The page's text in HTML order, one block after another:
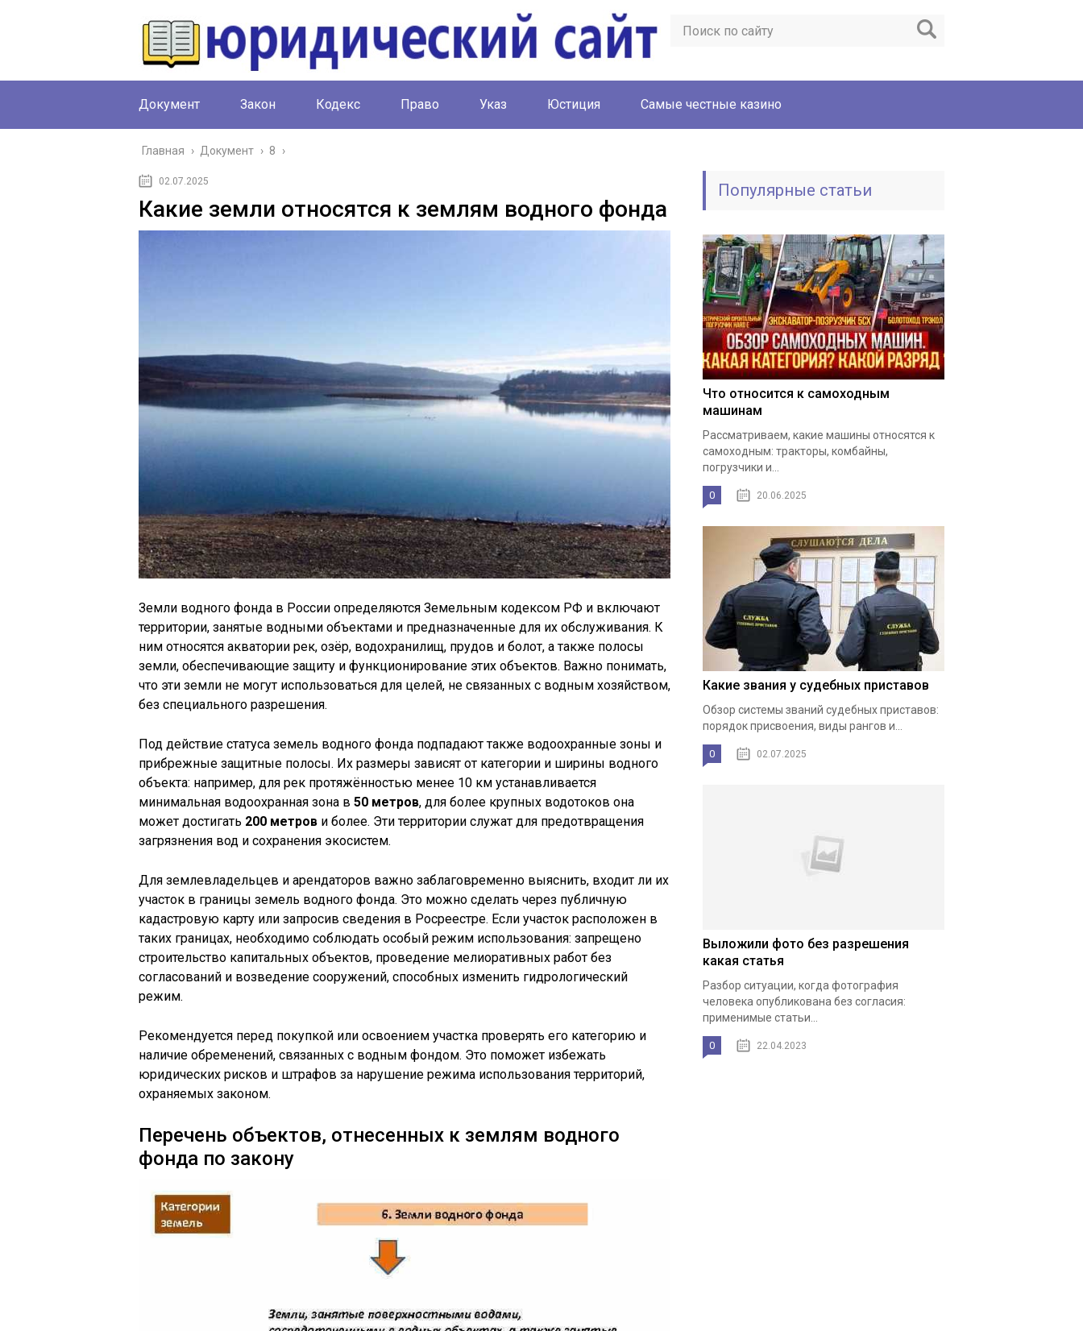
Документ Закон Кодекс Право Указ Юстиция Cамые честные казино
Главная › Документ › 8 ›
02.07.2025
Какие земли относятся к землям водного фонда
Земли водного фонда в России определяются Земельным кодексом РФ и включают
территории, занятые водными объектами и предназначенные для их обслуживания. К
ним относятся акватории рек, озёр, водохранилищ, прудов и болот, а также полосы
земли, обеспечивающие защиту и функционирование этих объектов. Важно понимать,
что эти земли не могут использоваться для целей, не связанных с водным хозяйством,
без специального разрешения.
Под действие статуса земель водного фонда подпадают также водоохранные зоны и
прибрежные защитные полосы. Их размеры зависят от категории и ширины водного
объекта: например, для рек протяжённостью менее 10 км устанавливается
минимальная водоохранная зона в 50 метров, для более крупных водотоков она
может достигать 200 метров и более. Эти территории служат для предотвращения
загрязнения вод и сохранения экосистем.
Для землевладельцев и арендаторов важно заблаговременно выяснить, входит ли их
участок в границы земель водного фонда. Это можно сделать через публичную
кадастровую карту или запросив сведения в Росреестре. Если участок расположен в
таких границах, необходимо соблюдать особый режим использования: запрещено
строительство капитальных объектов, проведение мелиоративных работ без
согласований и возведение сооружений, способных изменить гидрологический
режим.
Рекомендуется перед покупкой или освоением участка проверять его категорию и
наличие обременений, связанных с водным фондом. Это поможет избежать
юридических рисков и штрафов за нарушение режима использования территорий,
охраняемых законом.
Перечень объектов, отнесенных к землям водного
фонда по закону
Популярные статьи
Что относится к самоходным
машинам
Рассматриваем, какие машины относятся к
самоходным: тракторы, комбайны,
погрузчики и...
0 20.06.2025
Какие звания у судебных приставов
Обзор системы званий судебных приставов:
порядок присвоения, виды рангов и...
0 02.07.2025
Выложили фото без разрешения
какая статья
Разбор ситуации, когда фотография
человека опубликована без согласия:
применимые статьи...
0 22.04.2023